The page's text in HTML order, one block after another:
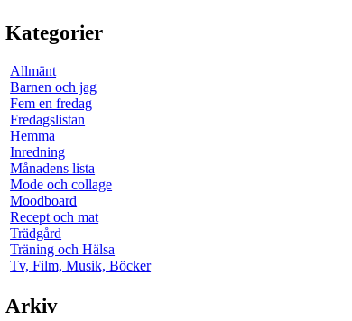
Kategorier
Allmänt
Barnen och jag
Fem en fredag
Fredagslistan
Hemma
Inredning
Månadens lista
Mode och collage
Moodboard
Recept och mat
Trädgård
Träning och Hälsa
Tv, Film, Musik, Böcker
Arkiv